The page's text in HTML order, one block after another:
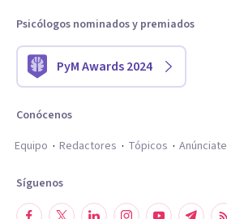
Psicólogos nominados y premiados
PyM Awards 2024
Conócenos
Equipo
Redactores Tópicos Anúnciate
Síguenos